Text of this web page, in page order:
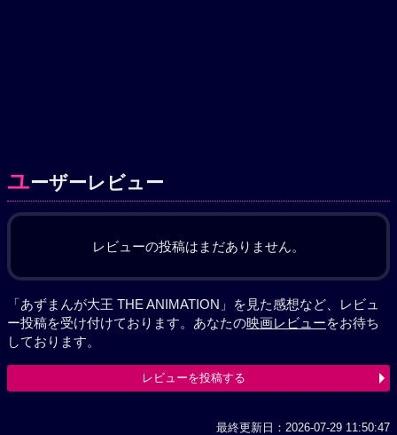
ユーザーレビュー
レビューの投稿はまだありません。
「あずまんが大王 THE ANIMATION」を見た感想など、レビュ
ー投稿を受け付けております。あなたの映画レビューをお待ち
しております。
レビューを投稿する
最終更新日：2026-07-29 11:50:47